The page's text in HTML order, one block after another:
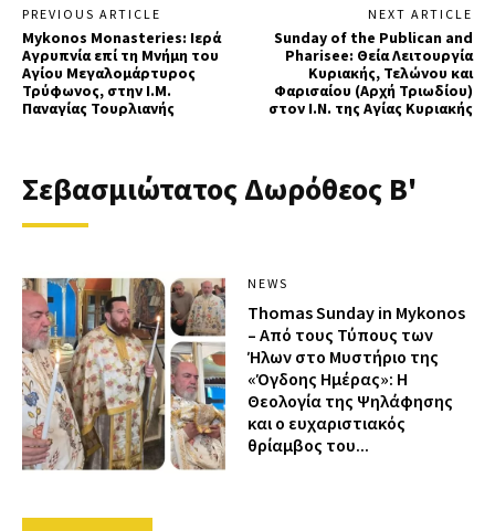
PREVIOUS ARTICLE
Mykonos Monasteries: Ιερά
Αγρυπνία επί τη Μνήμη του
Αγίου Μεγαλομάρτυρος
Τρύφωνος, στην Ι.Μ.
Παναγίας Τουρλιανής
NEXT ARTICLE
Sunday of the Publican and
Pharisee: Θεία Λειτουργία
Κυριακής, Τελώνου και
Φαρισαίου (Αρχή Τριωδίου)
στον Ι.Ν. της Αγίας Κυριακής
Σεβασμιώτατος Δωρόθεος Β'
NEWS
Thomas Sunday in Mykonos
– Από τους Τύπους των
Ήλων στο Μυστήριο της
«Όγδοης Ημέρας»: Η
Θεολογία της Ψηλάφησης
και ο ευχαριστιακός
θρίαμβος του...